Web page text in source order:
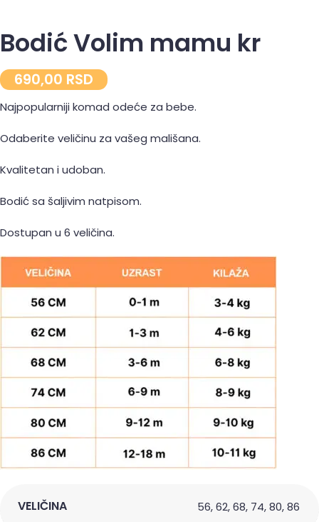
Bodić Volim mamu kr
690,00 RSD
Najpopularniji komad odeće za bebe.
Odaberite veličinu za vašeg mališana.
Kvalitetan i udoban.
Bodić sa šaljivim natpisom.
Dostupan u 6 veličina.
VELIČINA 56,62,68, 74,80,86